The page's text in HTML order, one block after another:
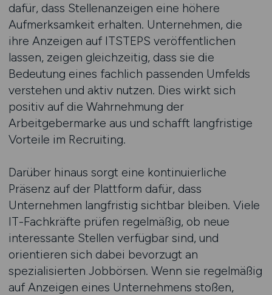
dafür, dass Stellenanzeigen eine höhere
Aufmerksamkeit erhalten. Unternehmen, die
ihre Anzeigen auf ITSTEPS veröffentlichen
lassen, zeigen gleichzeitig, dass sie die
Bedeutung eines fachlich passenden Umfelds
verstehen und aktiv nutzen. Dies wirkt sich
positiv auf die Wahrnehmung der
Arbeitgebermarke aus und schafft langfristige
Vorteile im Recruiting.
Darüber hinaus sorgt eine kontinuierliche
Präsenz auf der Plattform dafür, dass
Unternehmen langfristig sichtbar bleiben. Viele
IT-Fachkräfte prüfen regelmäßig, ob neue
interessante Stellen verfügbar sind, und
orientieren sich dabei bevorzugt an
spezialisierten Jobbörsen. Wenn sie regelmäßig
auf Anzeigen eines Unternehmens stoßen,